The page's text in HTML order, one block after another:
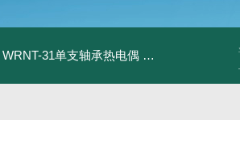
WRNT-31单支轴承热电偶 WZP-731套管式